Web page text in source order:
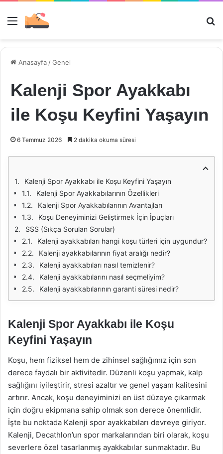
Menü
Anasayfa /Genel
Kalenji Spor Ayakkabı
ile Koşu Keyfini Yaşayın
6 Temmuz 2026 2 dakika okuma süresi
Kalenji Spor Ayakkabı ile Koşu Keyfini Yaşayın
Kalenji Spor Ayakkabılarının Özellikleri
Kalenji Spor Ayakkabılarının Avantajları
Koşu Deneyiminizi Geliştirmek İçin İpuçları
SSS (Sıkça Sorulan Sorular)
Kalenji ayakkabıları hangi koşu türleri için uygundur?
Kalenji ayakkabılarının fiyat aralığı nedir?
Kalenji ayakkabıları nasıl temizlenir?
Kalenji ayakkabılarını nasıl seçmeliyim?
Kalenji ayakkabılarının garanti süresi nedir?
Kalenji Spor Ayakkabı ile Koşu
Keyfini Yaşayın
Koşu, hem fiziksel hem de zihinsel sağlığımız için son
derece faydalı bir aktivitedir. Düzenli koşu yapmak, kalp
sağlığını iyileştirir, stresi azaltır ve genel yaşam kalitesini
artırır. Ancak, koşu deneyiminizi en üst düzeye çıkarmak
için doğru ekipmana sahip olmak son derece önemlidir.
İşte bu noktada Kalenji spor ayakkabıları devreye giriyor.
Kalenji, Decathlon’un spor markalarından biri olarak, koşu
severlere özel tasarlanmış ayakkabılar sunmaktadır. Bu